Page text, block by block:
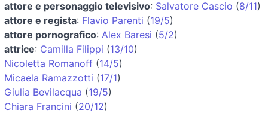
attore e personaggio televisivo: Salvatore Cascio (8/11)
attore e regista: Flavio Parenti (19/5)
attore pornografico: Alex Baresi (5/2)
attrice: Camilla Filippi (13/10)
Nicoletta Romanoff (14/5)
Micaela Ramazzotti (17/1)
Giulia Bevilacqua (19/5)
Chiara Francini (20/12)